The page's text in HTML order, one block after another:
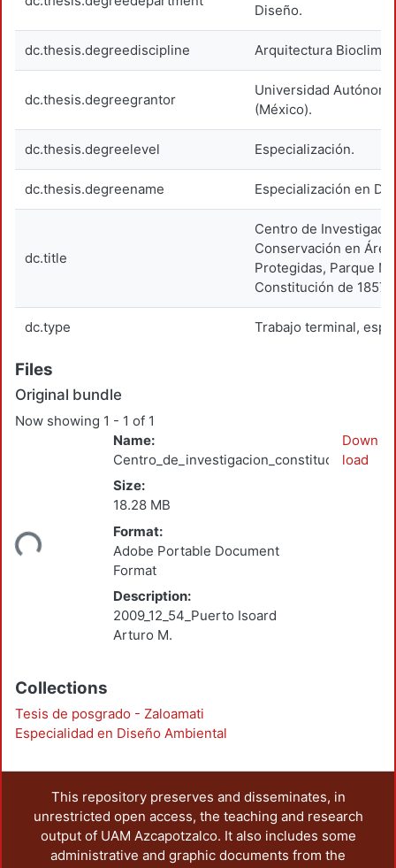
Diseño.
dc.thesis.degreediscipline Arquitectura
dc.thesis.degreegrantor
Universidad
(México).
dc.thesis.degreelevel Especialización.
dc.thesis.degreename Especialización en
dc.title
Centro de
Conservación en
Protegidas, Parque
Constitución de 1857
dc.type Trabajo terminal,
Files
Original bundle
Now showing 1 - 1 of 1
Name:
Size:
18.28 MB
Format:
Adobe Portable Document
Format
Description:
2009_12_54_Puerto Isoard
Arturo M.
Down
load
Collections
Tesis de posgrado - Zaloamati
Especialidad en Diseño Ambiental
This repository preserves and disseminates, in
unrestricted open access, the teaching and research
output of UAM Azcapotzalco. It also includes some
administrative and graphic documents from the